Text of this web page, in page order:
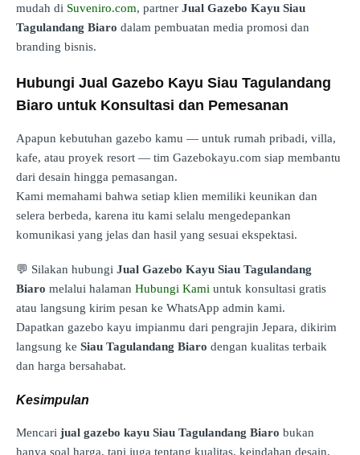
mudah di Suveniro.com, partner Jual Gazebo Kayu Siau
Tagulandang Biaro dalam pembuatan media promosi dan
branding bisnis.
Hubungi Jual Gazebo Kayu Siau Tagulandang
Biaro untuk Konsultasi dan Pemesanan
Apapun kebutuhan gazebo kamu — untuk rumah pribadi, villa,
kafe, atau proyek resort — tim Gazebokayu.com siap membantu
dari desain hingga pemasangan.
Kami memahami bahwa setiap klien memiliki keunikan dan
selera berbeda, karena itu kami selalu mengedepankan
komunikasi yang jelas dan hasil yang sesuai ekspektasi.
💬 Silakan hubungi Jual Gazebo Kayu Siau Tagulandang
Biaro melalui halaman Hubungi Kami untuk konsultasi gratis
atau langsung kirim pesan ke WhatsApp admin kami.
Dapatkan gazebo kayu impianmu dari pengrajin Jepara, dikirim
langsung ke Siau Tagulandang Biaro dengan kualitas terbaik
dan harga bersahabat.
Kesimpulan
Mencari jual gazebo kayu Siau Tagulandang Biaro bukan
hanya soal harga, tapi juga tentang kualitas, keindahan desain,